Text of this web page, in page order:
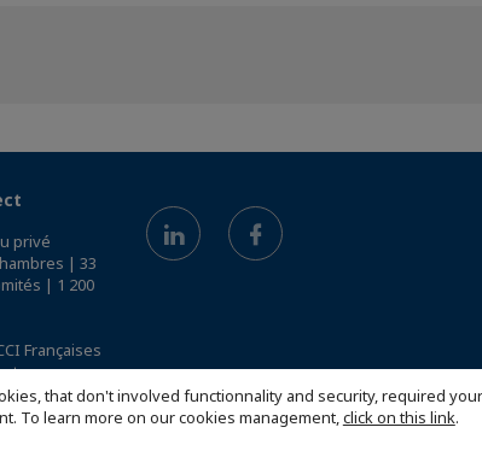
that don't involved functionnality and security, required
To learn more on our cookies management,click on this link.
privé
| 33
| 1 200
Françaises
.